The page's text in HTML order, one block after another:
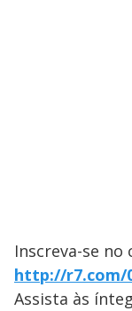
Inscreva-se no
http://r7.com/
Assista às